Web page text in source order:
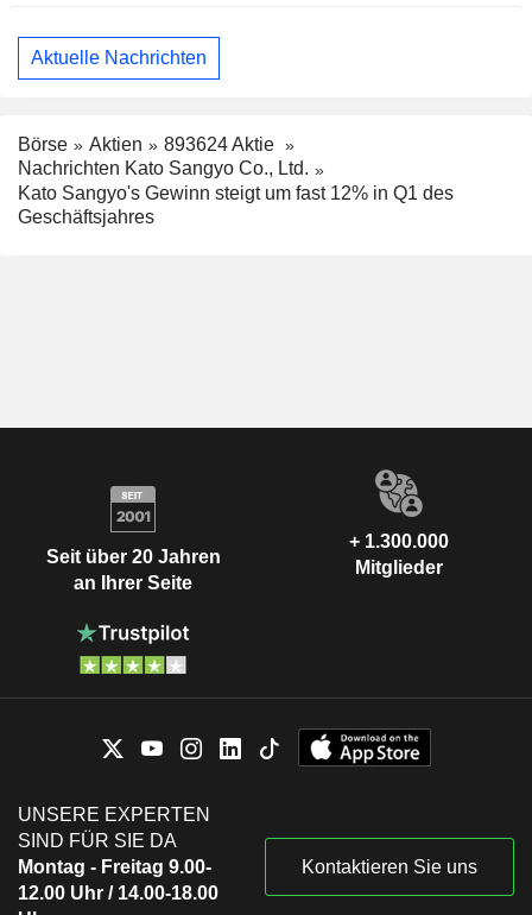
Aktuelle Nachrichten
Börse Aktien
893624 Aktie
Nachrichten Kato Sangyo Co., Ltd.
Kato Sangyo's Gewinn steigt um fast 12% in Q1 des
Geschäftsjahres
Seit über 20 Jahren
an Ihrer Seite
+ 1.300.000
Mitglieder
UNSERE EXPERTEN
SIND FÜR SIE DA
Montag - Freitag 9.00-
12.00 Uhr / 14.00-18.00
Kontaktieren Sie uns